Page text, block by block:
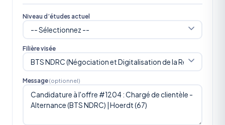
Niveau d’études actuel
Filière visée
Message(optionnel)